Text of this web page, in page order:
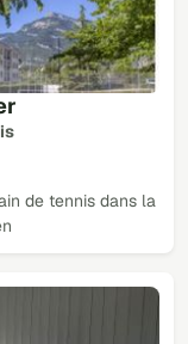
de tennis dans la